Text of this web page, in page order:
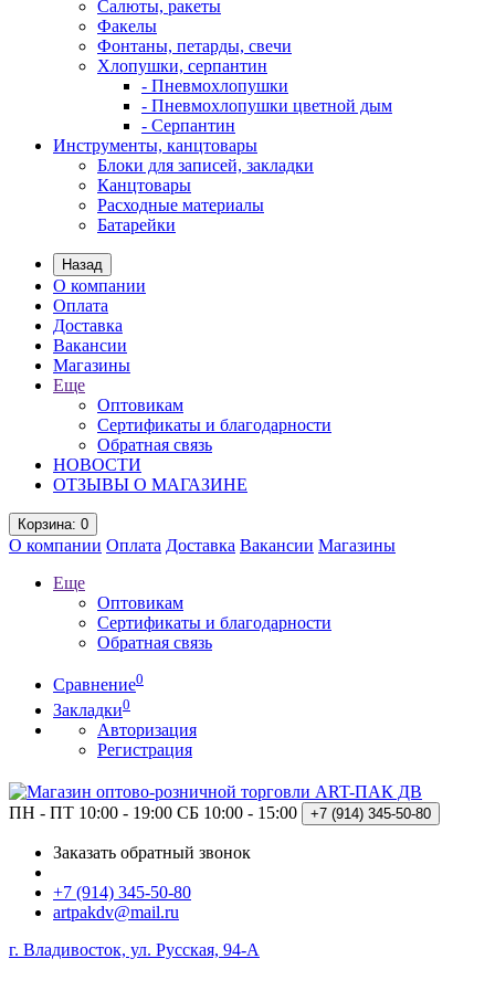
Салюты, ракеты
Факелы
Фонтаны, петарды, свечи
Хлопушки, серпантин
- Пневмохлопушки
- Пневмохлопушки цветной дым
- Серпантин
Инструменты, канцтовары
Блоки для записей, закладки
Канцтовары
Расходные материалы
Батарейки
Назад
О компании
Оплата
Доставка
Вакансии
Магазины
Еще
Оптовикам
Сертификаты и благодарности
Обратная связь
НОВОСТИ
ОТЗЫВЫ О МАГАЗИНЕ
Корзина: 0
О компании Оплата Доставка Вакансии Магазины
Еще
Оптовикам
Сертификаты и благодарности
Обратная связь
Сравнение0
Закладки0
Авторизация
Регистрация
ПН - ПТ 10:00 - 19:00 СБ 10:00 - 15:00 +7 (914) 345-50-80
Заказать обратный звонок
+7 (914) 345-50-80
artpakdv@mail.ru
г. Владивосток, ул. Русская, 94-А